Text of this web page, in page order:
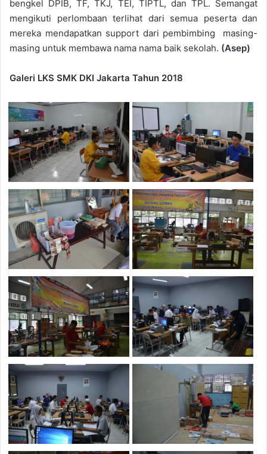
bengkel DPIB, TF, TKJ, TEI, TIPTL, dan TPL. Semangat
mengikuti perlombaan terlihat dari semua peserta dan
mereka mendapatkan support dari pembimbing masing-
masing untuk membawa nama nama baik sekolah. (Asep)
Galeri LKS SMK DKI Jakarta Tahun 2018